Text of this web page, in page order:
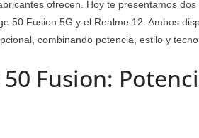
ofrecen. Hoy te presentamos
50 Fusion 5G y el Realme 12. Ambos
combinando potencia, estilo y
Fusion: